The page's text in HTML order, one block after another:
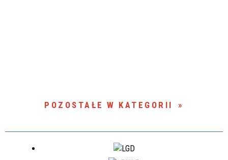
POZOSTAŁE W KATEGORII